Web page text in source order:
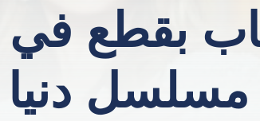
بقطع في
مسلسل دنيا